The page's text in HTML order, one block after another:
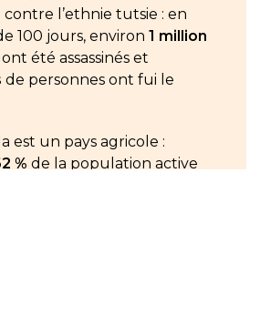
l’ethnie tutsie : en
100 jours, environ 1 million
été assassinés et
de personnes ont fui le
est un pays agricole :
% de la population active